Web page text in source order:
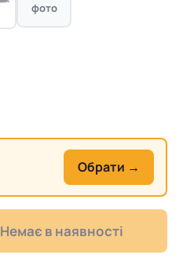
фото
Обрати →
Немає в наявності